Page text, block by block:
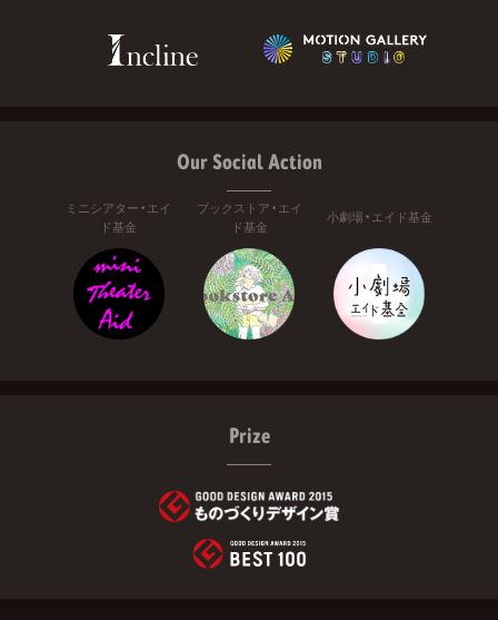
Our Social Action
ミニシアター・エイ
ド基金
ブックストア・エイ
ド基金
小劇場・エイド基金
Prize